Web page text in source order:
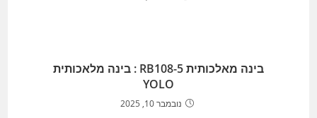
בינה מאלכותית RB108-5 : בינה מלאכותית
YOLO
נובמבר 10, 2025